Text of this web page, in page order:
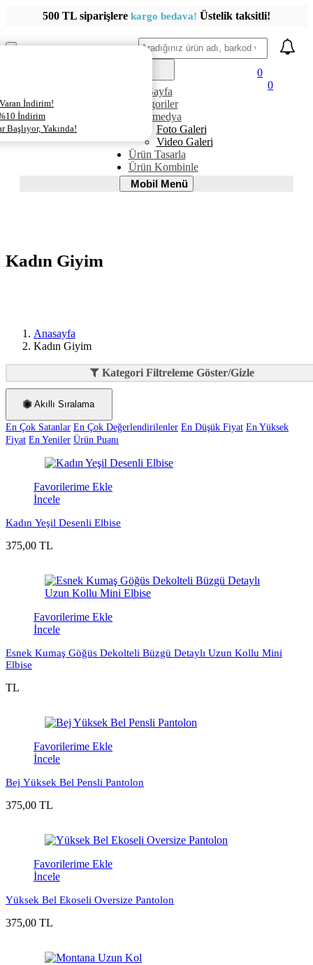
500 TL siparişlere kargo bedava! Üstelik taksitli!
Mobil
Ara
İndirim!
İndirim
Başlıyor, Yakında!
0
0
AnaSayfa
Kategoriler
Multimedya
Foto Galeri
Video Galeri
Ürün Tasarla
Ürün Kombinle
Mobil
Menü
Mobil Menü
Kadın Giyim
Anasayfa
Kadın Giyim
Kategori Filtreleme Göster/Gizle
Akıllı Sıralama
En Çok Satanlar En Çok Değerlendirilenler En Düşük Fiyat En Yüksek
Fiyat En Yeniler Ürün Puanı
Favorilerime Ekle
İncele
Kadın Yeşil Desenli Elbise
375,00 TL
Favorilerime Ekle
İncele
Esnek Kumaş Göğüs Dekolteli Büzgü Detaylı Uzun Kollu Mini
Elbise
TL
Favorilerime Ekle
İncele
Bej Yüksek Bel Pensli Pantolon
375,00 TL
Favorilerime Ekle
İncele
Yüksek Bel Ekoseli Oversize Pantolon
375,00 TL